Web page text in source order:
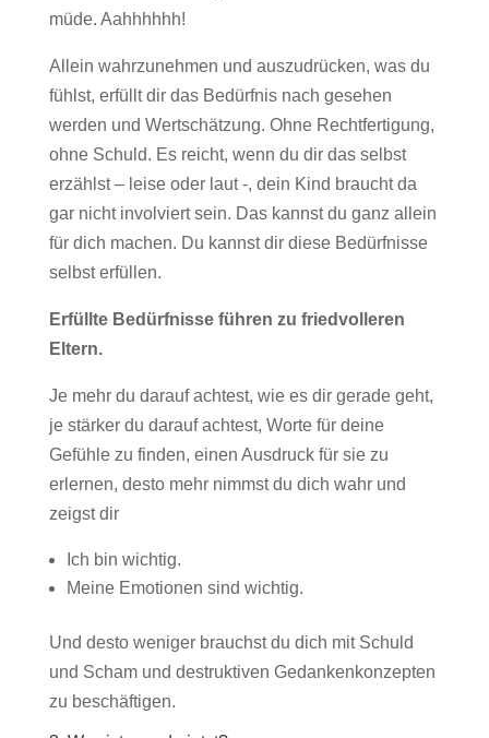
müde. Aahhhhhh!
Allein wahrzunehmen und auszudrücken, was du
fühlst, erfüllt dir das Bedürfnis nach gesehen
werden und Wertschätzung. Ohne Rechtfertigung,
ohne Schuld. Es reicht, wenn du dir das selbst
erzählst – leise oder laut -, dein Kind braucht da
gar nicht involviert sein. Das kannst du ganz allein
für dich machen. Du kannst dir diese Bedürfnisse
selbst erfüllen.
Erfüllte Bedürfnisse führen zu friedvolleren
Eltern.
Je mehr du darauf achtest, wie es dir gerade geht,
je stärker du darauf achtest, Worte für deine
Gefühle zu finden, einen Ausdruck für sie zu
erlernen, desto mehr nimmst du dich wahr und
zeigst dir
Ich bin wichtig.
Meine Emotionen sind wichtig.
Und desto weniger brauchst du dich mit Schuld
und Scham und destruktiven Gedankenkonzepten
zu beschäftigen.